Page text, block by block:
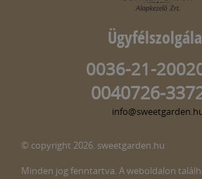
0036-21-
0040726-
© copyright 2026. sweetgarden.hu
Minden jog fenntartva. A weboldalon